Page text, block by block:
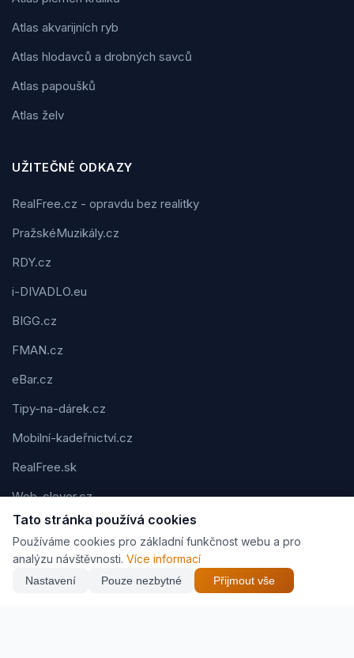
Atlas akvarijních ryb
Atlas hlodavců a drobných savců
Atlas papoušků
Atlas želv
UŽITEČNÉ ODKAZY
RealFree.cz - opravdu bez realitky
PražskéMuzikály.cz
RDY.cz
i-DIVADLO.eu
BIGG.cz
FMAN.cz
eBar.cz
Tipy-na-dárek.cz
Mobilní-kadeřnictví.cz
RealFree.sk
Web-clever.cz
Kvízov.cz
Karavaning.net
CVčko.eu
Tato stránka používá cookies
Používáme cookies pro základní funkčnost webu a pro
analýzu návštěvnosti. Více informací
Nastavení Pouze nezbytné Přijmout vše